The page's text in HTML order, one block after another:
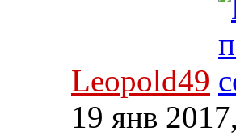
Leopold49
19 янв